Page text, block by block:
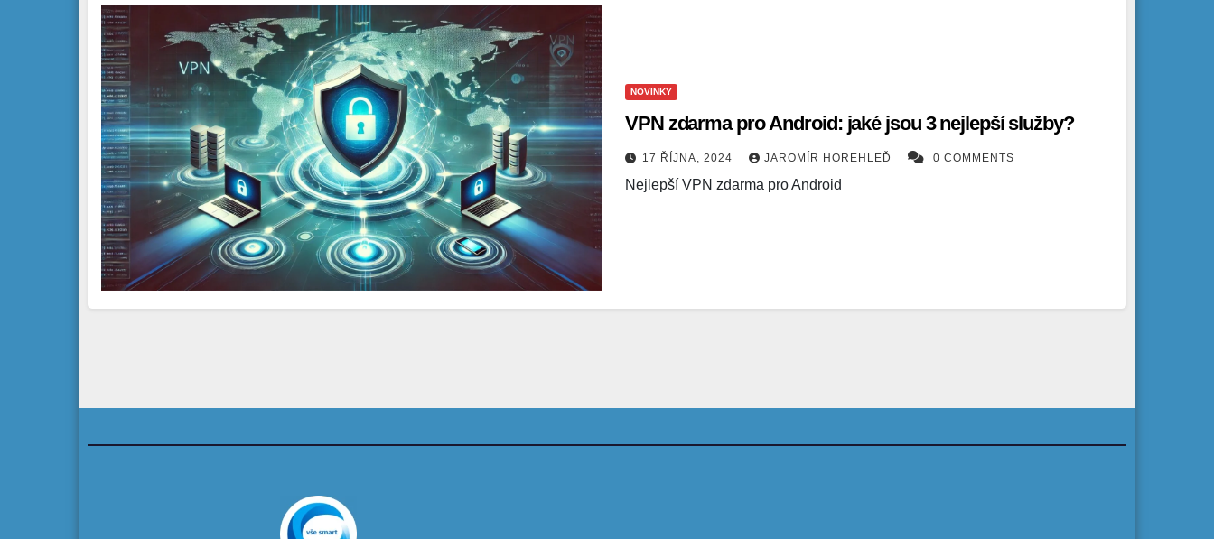
NOVINKY
VPN zdarma pro Android: jaké jsou 3 nejlepší služby?
17 ŘÍJNA, 2024 JAROMÍR HOREHLEĎ 0 COMMENTS
Nejlepší VPN zdarma pro Android